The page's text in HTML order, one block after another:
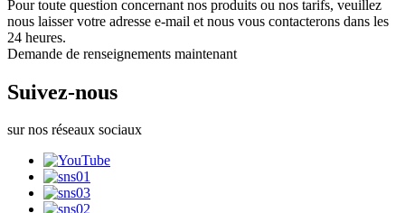
Pour toute question concernant nos produits ou nos tarifs, veuillez
nous laisser votre adresse e-mail et nous vous contacterons dans les
24 heures.
Demande de renseignements maintenant
Suivez-nous
sur nos réseaux sociaux